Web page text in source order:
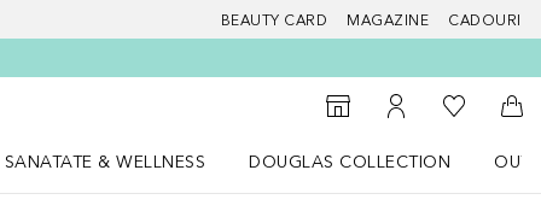
BEAUTY CARD MAGAZINE CADOURI
Către Găsire magazin
Către Contul meu
Către
SANATATE & WELLNESS
DOUGLAS COLLECTION